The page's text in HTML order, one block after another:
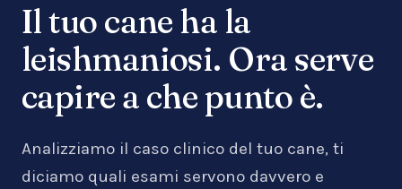
Il tuo cane ha la
leishmaniosi. Ora serve
capire a che punto è.
Analizziamo il caso clinico del tuo cane, ti
diciamo quali esami servono davvero e